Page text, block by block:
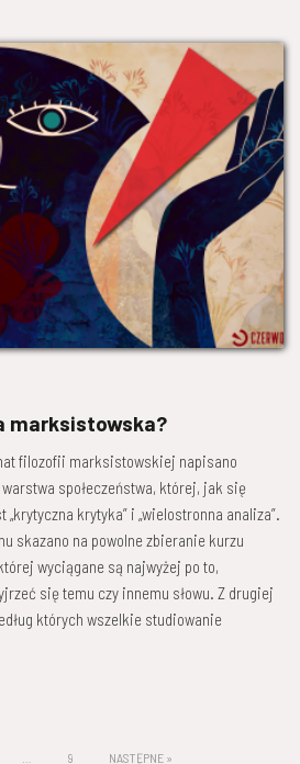
marksistowska?
filozofii marksistowskiej napisano
społeczeństwa, której, jak się
krytyka” i „wielostronna analiza”.
skazano na powolne zbieranie kurzu
wyciągane są najwyżej po to,
się temu czy innemu słowu. Z drugiej
których wszelkie studiowanie
9 NASTĘPNE